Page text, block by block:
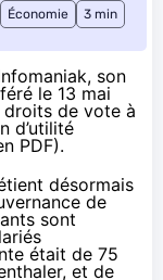
Économie 3 min
son
le 13 mai
de vote à
d’utilité
PDF).
désormais
de
sont
était de 75
et de